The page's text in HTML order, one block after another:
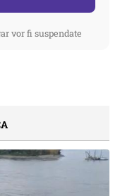
vor fi suspendate